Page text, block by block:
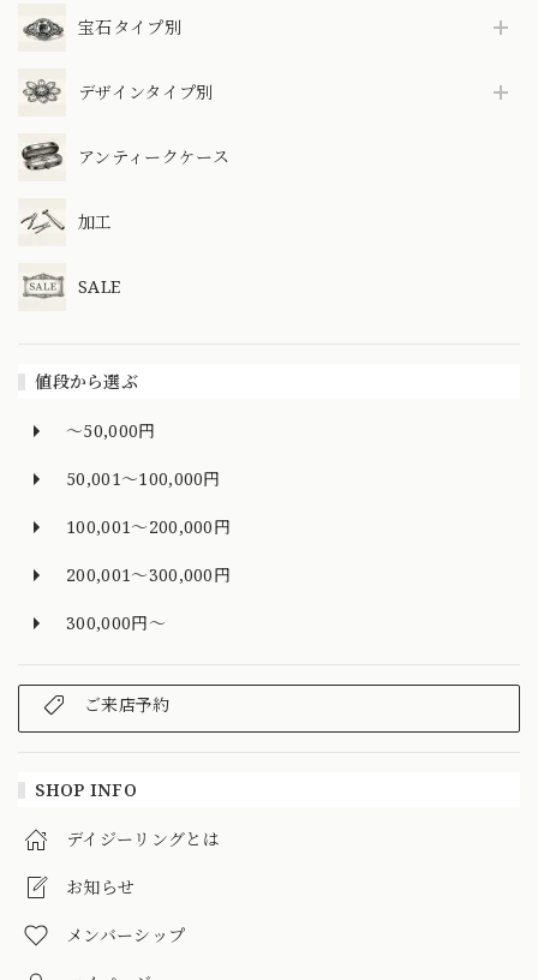
宝石タイプ別
デザインタイプ別
アンティークケース
加工
SALE
値段から選ぶ
～50,000円
50,001～100,000円
100,001～200,000円
200,001～300,000円
300,000円～
ご来店予約
SHOP INFO
デイジーリングとは
お知らせ
メンバーシップ